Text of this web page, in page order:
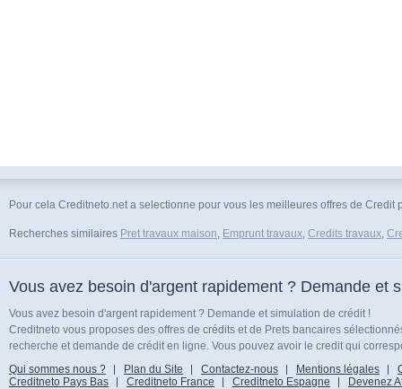
Pour cela Creditneto.net a selectionne pour vous les meilleures offres de
Recherches similaires Pret travaux maison, Emprunt travaux, Credits travaux,
Vous avez besoin d'argent rapidement ? Demande et
Vous avez besoin d'argent rapidement ? Demande et simulation de crédit !
Creditneto vous proposes des offres de crédits et de Prets bancaires
recherche et demande de crédit en ligne. Vous pouvez avoir le credit qui
Qui sommes nous ?
Plan du Site Contactez-nous Mentions légales
Creditneto Pays Bas
Creditneto France Creditneto Espagne Devenez